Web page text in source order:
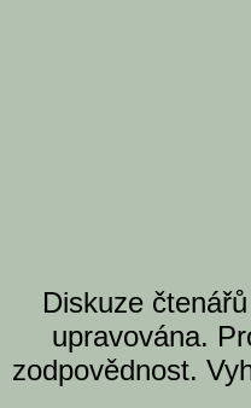
Diskuze
upravována.
zodpovědnost.